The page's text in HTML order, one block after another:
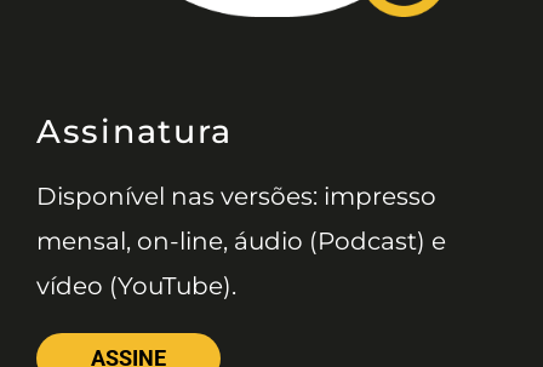
Assinatura
Disponível nas versões: impresso
mensal, on-line, áudio (Podcast) e
vídeo (YouTube).
ASSINE